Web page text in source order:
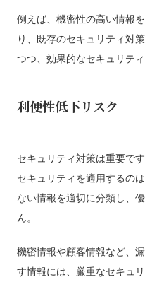
例えば、機密性の高い情報
り、既存のセキュリティ対
つつ、効果的なセキュリテ
利便性低下リスク
セキュリティ対策は重要で
セキュリティを適用するの
ない情報を適切に分類し、
ん。
機密情報や顧客情報など、
す情報には、厳重なセキュ